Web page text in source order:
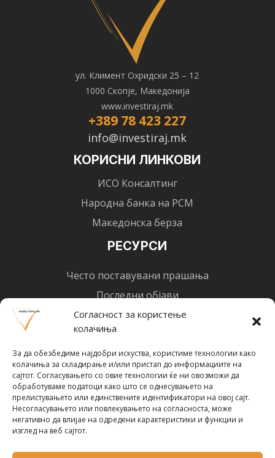
Согласност за користење
колачиња
За да обезбедиме најдобри искуства, користиме технологии како
колачиња за складирање и/или пристап до информациите на
сајтот. Согласувањето со овие технологии ќе ни овозможи да
обработуваме податоци како што се однесувањето на
прелистувањето или единствените идентификатори на овој сајт.
Несогласувањето или повлекувањето на согласноста, може
негативно да влијае на одредени карактеристики и функции и
изглед на веб сајтот.
ул. Климент Охридски 25 – 12
1000 Скопје, Македонија
www.investiraj.mk
+389 78 423 227
info@investiraj.mk
КОРИСНИ ЛИНКОВИ
ИСО Консалтинг
Народна банка на РСМ
Македонска берза
РЕСУРСИ
Често поставувани прашања
Последни објави
Најнови вести
Почни со инвестирање
Претплати се за новости